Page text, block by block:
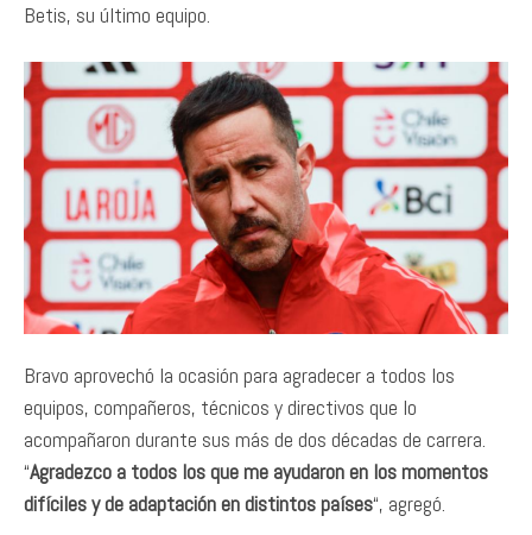
Betis, su último equipo.
Bravo aprovechó la ocasión para agradecer a todos los
equipos, compañeros, técnicos y directivos que lo
acompañaron durante sus más de dos décadas de carrera.
“Agradezco a todos los que me ayudaron en los momentos
difíciles y de adaptación en distintos países“, agregó.